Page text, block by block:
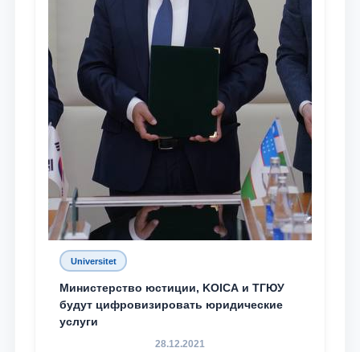
Universitet
Министерство юстиции, KOICA и ТГЮУ
будут цифровизировать юридические
услуги
28.12.2021